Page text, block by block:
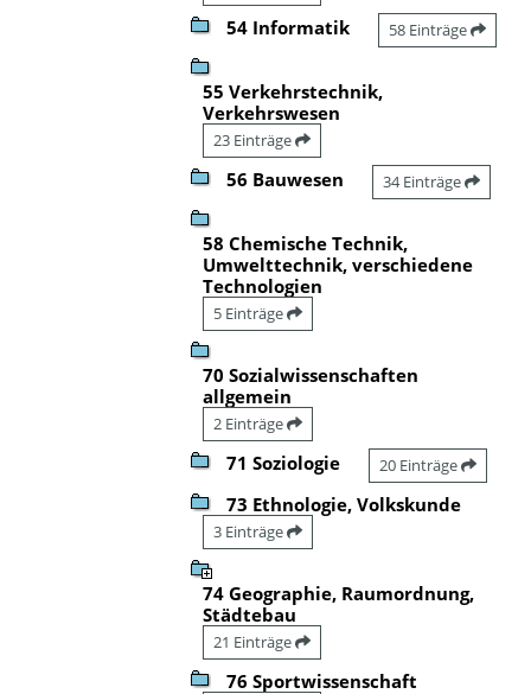
54 Informatik 58 Einträge
55 Verkehrstechnik,
Verkehrswesen
23 Einträge
56 Bauwesen 34 Einträge
58 Chemische Technik,
Umwelttechnik, verschiedene
Technologien
5 Einträge
70 Sozialwissenschaften
allgemein
2 Einträge
71 Soziologie 20 Einträge
73 Ethnologie, Volkskunde
3 Einträge
74 Geographie, Raumordnung,
Städtebau
21 Einträge
76 Sportwissenschaft